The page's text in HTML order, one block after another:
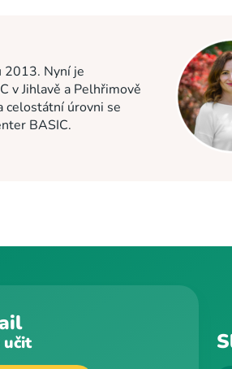
2013. Nyní je
v Jihlavě a Pelhřimově
celostátní úrovni se
BASIC.
učit